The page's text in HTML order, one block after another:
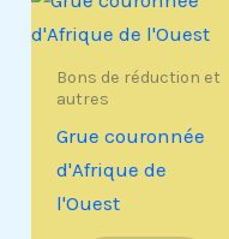
Bons de réduction et
autres
Grue couronnée
d'Afrique de
l'Ouest